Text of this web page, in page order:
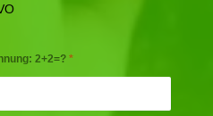
2+2=? *